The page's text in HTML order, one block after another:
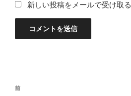
新しい投稿をメールで受け取る
投
過
前